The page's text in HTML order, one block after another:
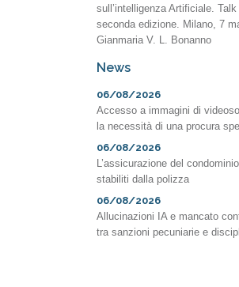
sull’intelligenza Artificiale.
seconda edizione. Milano, 7
Gianmaria V. L. Bonanno
News
06/08/2026
Accesso a immagini di
la necessità di una procura
06/08/2026
L’assicurazione del
stabiliti dalla polizza
06/08/2026
Allucinazioni IA e mancato
tra sanzioni pecuniarie e